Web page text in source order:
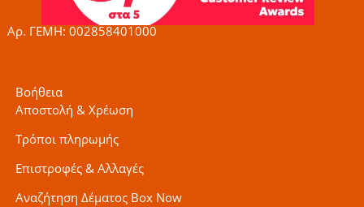
Αρ. ΓΕΜΗ: 002858401000
Βοήθεια
Αποστολή & Χρέωση
Τρόποι πληρωμής
Επιστροφές & Αλλαγές
Αναζήτηση Δέματος Box Now